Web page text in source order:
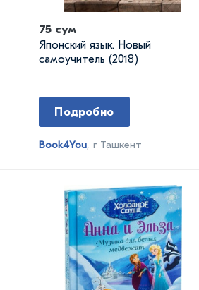
75 сум
Японский язык. Новый
самоучитель (2018)
Подробно
Book4You, г Ташкент